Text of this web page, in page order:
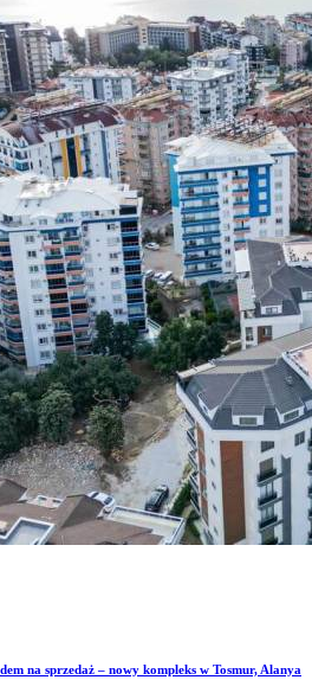
na sprzedaż – nowy kompleks w Tosmur, Alanya